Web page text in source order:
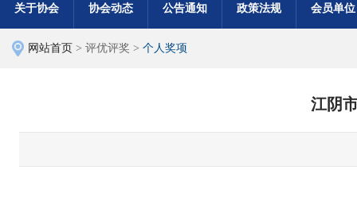
关于协会 协会动态 公告通知 政策法规 会员单位
网站首页 > 评优评奖 > 个人奖项
江阴